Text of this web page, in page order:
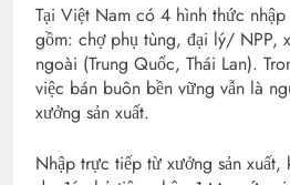
Tại Việt Nam có 4 hình thức
gồm: chợ phụ tùng, đại lý/ NPP,
ngoài (Trung Quốc, Thái Lan).
việc bán buôn bền vững vẫn là
xưởng sản xuất.
Nhập trực tiếp từ xưởng sản